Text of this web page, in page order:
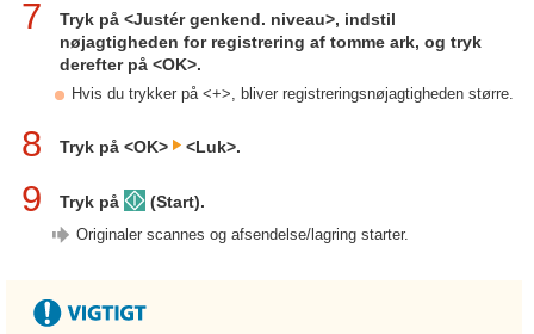
7
Tryk på <Justér genkend. niveau>, indstil
nøjagtigheden for registrering af tomme ark, og tryk
derefter på <OK>.
Hvis du trykker på <+>, bliver registreringsnøjagtigheden større.
8 Tryk på <OK> <Luk>.
9 Tryk på (Start).
Originaler scannes og afsendelse/lagring starter.